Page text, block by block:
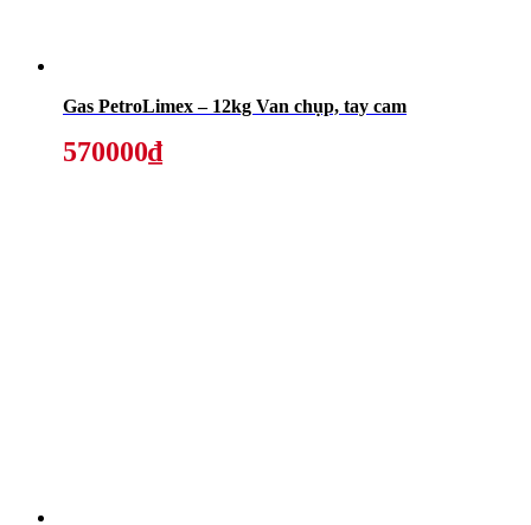
Gas PetroLimex – 12kg Van chụp, tay cam
570000₫